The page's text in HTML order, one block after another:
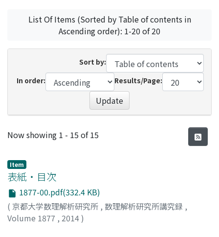
List Of Items (Sorted by Table of contents in
Ascending order): 1-20 of 20
Sort by:
In order:
Results/Page:
Update
Recent Submissions
Now showing 1 - 15 of 15
Item
表紙・目次
1877-00.pdf(332.4 KB)
( 京都大学数理解析研究所 , 数理解析研究所講究録 ,
Volume 1877 , 2014)